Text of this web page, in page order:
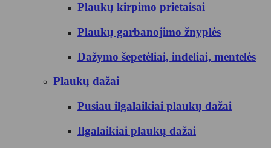
Plaukų kirpimo prietaisai
Plaukų garbanojimo žnyplės
Dažymo šepetėliai, indeliai, mentelės
Plaukų dažai
Pusiau ilgalaikiai plaukų dažai
Ilgalaikiai plaukų dažai